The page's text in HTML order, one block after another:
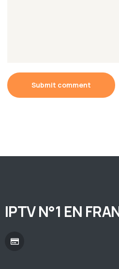
Submit comment
IPTV N°1 EN